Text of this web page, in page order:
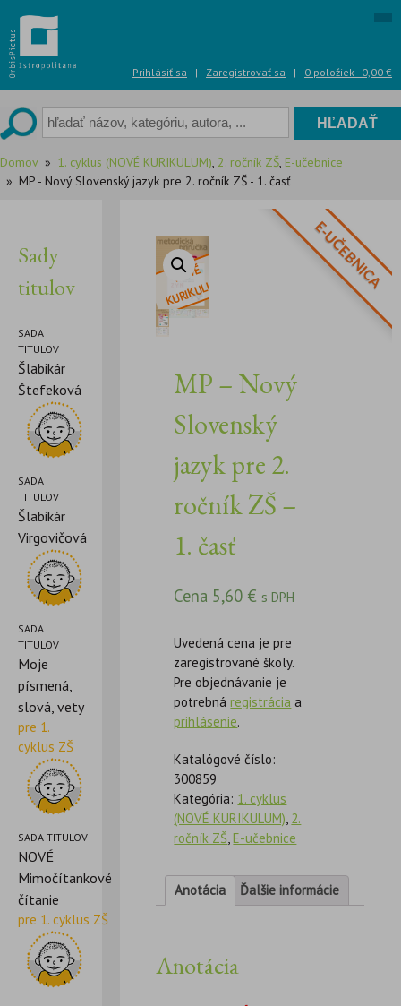
to
content
Prihlásiť sa | Zaregistrovať sa | 0 položiek - 0,00 €
Domov 1. cyklus (NOVÉ KURIKULUM), 2. ročník ZŠ, E-učebnice
MP - Nový Slovenský jazyk pre 2. ročník ZŠ - 1. časť
Sady
titulov
SADA
TITULOV
Šlabikár
Štefeková
SADA
TITULOV
Šlabikár
Virgovičová
SADA
TITULOV
Moje
písmená,
slová, vety
pre 1.
cyklus ZŠ
SADA TITULOV
NOVÉ
Mimočítankové
čítanie
pre 1. cyklus ZŠ
E-UČEBNICA
MP – Nový
Slovenský
jazyk pre 2.
ročník ZŠ –
1. časť
Cena 5,60 € s DPH
Uvedená cena je pre
zaregistrované školy.
Pre objednávanie je
potrebnáregistrácia a
prihlásenie.
Katalógové číslo:
300859
Kategória: 1. cyklus
(NOVÉ KURIKULUM), 2.
ročník ZŠ,E-učebnice
Anotácia Ďalšie informácie
Anotácia